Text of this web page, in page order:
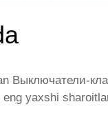
Выключатели-
yaxshi
etilgan bo'lib,